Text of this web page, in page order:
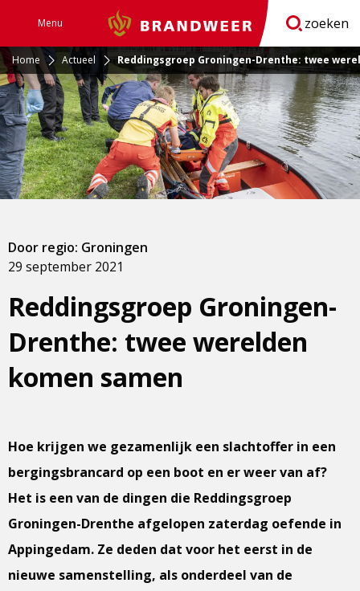
Menu Brandweer zoeken
Home Actueel Reddingsgroep Groningen-Drenthe: twee
Reddingsgroep Groningen-
Drenthe: twee werelden
komen samen
29 september 2021
Door regio: Groningen
Hoe krijgen we gezamenlijk een slachtoffer in een
bergingsbrancard op een boot en er weer van af?
Het is een van de dingen die Reddingsgroep
Groningen-Drenthe afgelopen zaterdag oefende in
Appingedam. Ze deden dat voor het eerst in de
nieuwe samenstelling, als onderdeel van de